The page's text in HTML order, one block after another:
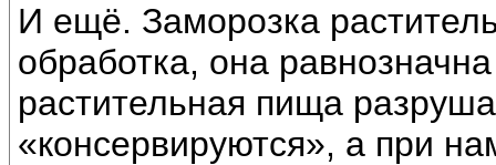
И ещё. Заморозка
обработка, она
растительная пища
«консервируются», а при